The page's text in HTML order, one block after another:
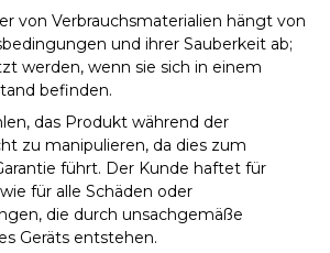
von Verbrauchsmaterialien hängt von
und ihrer Sauberkeit ab;
werden, wenn sie sich in einem
befinden.
das Produkt während der
zu manipulieren, da dies zum
führt. Der Kunde haftet für
für alle Schäden oder
die durch unsachgemäße
Geräts entstehen.